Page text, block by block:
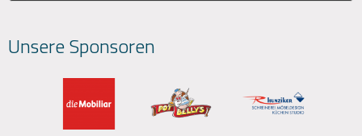
Unsere Sponsoren